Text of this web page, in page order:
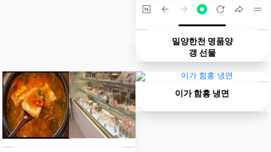
밀양한천 명품양
갱 선물
이가 함흥 냉면